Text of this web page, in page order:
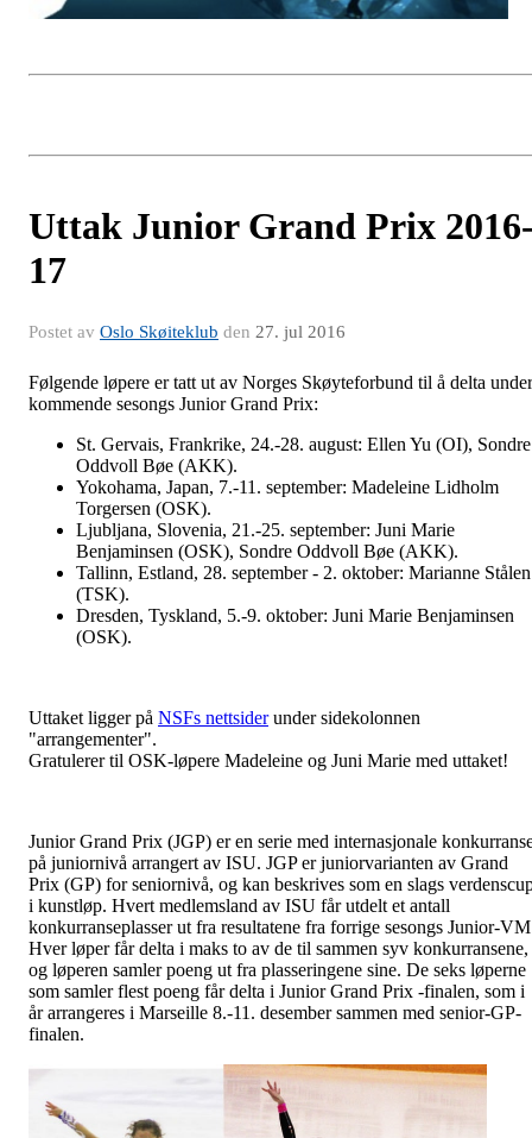
Uttak Junior Grand Prix
17
Postet av Oslo Skøiteklub den 27. jul 2016
Følgende løpere er tatt ut av Norges Skøyteforbund til å delta under
kommende sesongs Junior Grand Prix:
St. Gervais, Frankrike, 24.-28. august: Ellen Yu (OI), Sondre
Oddvoll Bøe (AKK).
Yokohama, Japan, 7.-11. september: Madeleine Lidholm
Torgersen (OSK).
Ljubljana, Slovenia, 21.-25. september: Juni Marie
Benjaminsen (OSK), Sondre Oddvoll Bøe (AKK).
Tallinn, Estland, 28. september - 2. oktober: Marianne Stålen
(TSK).
Dresden, Tyskland, 5.-9. oktober: Juni Marie Benjaminsen
(OSK).
Uttaket ligger på NSFs nettsiderunder sidekolonnen
"arrangementer".
Gratulerer til OSK-løpere Madeleine og Juni Marie med uttaket!
Junior Grand Prix (JGP) er en serie med internasjonale
på juniornivå arrangert av ISU. JGP er juniorvarianten av Grand
Prix (GP) for seniornivå, og kan beskrives som en slags
i kunstløp. Hvert medlemsland av ISU får utdelt et antall
konkurranseplasser ut fra resultatene fra forrige sesongs Junior-
Hver løper får delta i maks to av de til sammen syv konkurransene,
og løperen samler poeng ut fra plasseringene sine. De seks løperne
som samler flest poeng får delta i Junior Grand Prix -finalen, som i
år arrangeres i Marseille 8.-11. desember sammen med senior-GP-
finalen.